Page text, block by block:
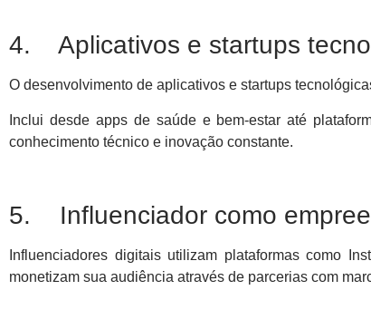
4. Aplicativos e startups
O desenvolvimento de aplicativos e startups
Inclui desde apps de saúde e bem-estar até
conhecimento técnico e inovação constante.
5. Influenciador como
Influenciadores digitais utilizam plataformas como
monetizam sua audiência através de parcerias com